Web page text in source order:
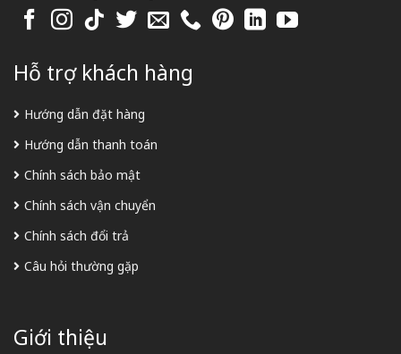
Hỗ trợ khách hàng
Hướng dẫn đặt hàng
Hướng dẫn thanh toán
Chính sách bảo mật
Chính sách vận chuyển
Chính sách đổi trả
Câu hỏi thường gặp
Giới thiệu